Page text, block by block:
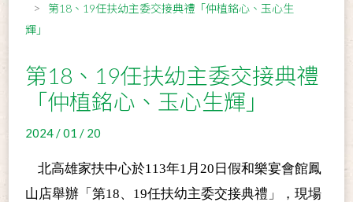
第18、19任扶幼主委交接典禮「仲植銘心、玉心生
輝」
第18、19任扶幼主委交接典禮
「仲植銘心、玉心生輝」
2024 / 01 / 20
北高雄家扶中心於113年1月20日假和樂宴會館鳳
山店舉辦「第18、19任扶幼主委交接典禮」，現場